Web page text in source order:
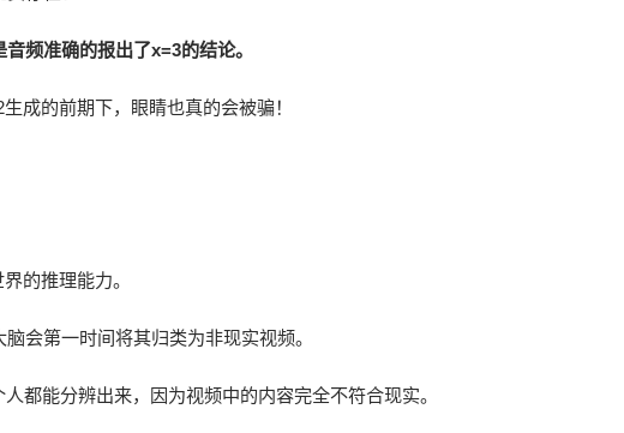
音频准确的报出了x=3的结论。
成的前期下，眼睛也真的会被骗！
的推理能力。
会第一时间将其归类为非现实视频。
都能分辨出来，因为视频中的内容完全不符合现实。